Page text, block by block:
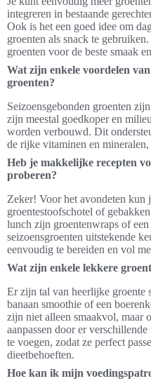
integreren in bestaande
Ook is het een goed idee om
groenten als snack te
groenten voor de beste smaak
Wat zijn enkele voordelen
groenten?
Seizoensgebonden groenten
zijn meestal goedkoper en
worden verbouwd. Dit
de rijke vitaminen en
Heb je makkelijke recepten
proberen?
Zeker! Voor het avondeten kun
groentestoofschotel of
lunch zijn groentenwraps of
seizoensgroenten uitstekende
eenvoudig te bereiden en vol
Wat zijn enkele lekkere
Er zijn tal van heerlijke groente
banaan smoothie of een
zijn niet alleen smaakvol, maar
aanpassen door er
te voegen, zodat ze perfect
dieetbehoeften.
Hoe kan ik mijn